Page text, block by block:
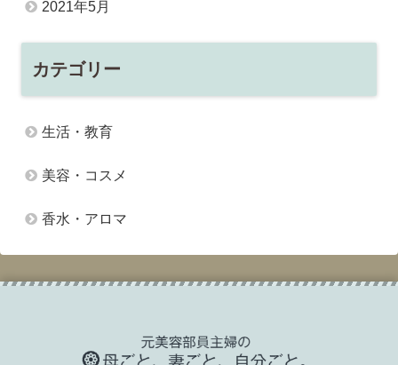
2021年5月
カテゴリー
生活・教育
美容・コスメ
香水・アロマ